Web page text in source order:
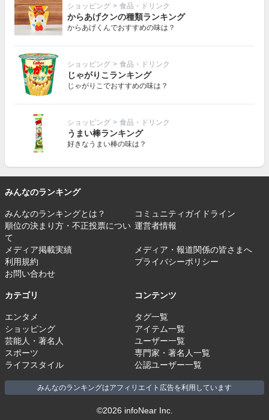
ショッピング > 食品・ドリンク
からあげクンの種類ランキング
からあげくんでおすすめの味は？
ショッピング > 食品・ドリンク
じゃがりこランキング
じゃがりこでおすすめの味は？
ショッピング > 食品・ドリンク
うまい棒ランキング
好きなうまい棒の味は？
みんなのランキング
みんなのランキングとは？
コミュニティガイドライン
順位の決まり方・不正投票につい
て
運営者情報
メディア掲載実績
メディア・報道関係の皆さまへ
利用規約
プライバシーポリシー
お問い合わせ
カテゴリ
エンタメ
ショッピング
芸能人・著名人
スポーツ
ライフスタイル
コンテンツ
タグ一覧
アイテム一覧
ユーザー一覧
専門家・著名人一覧
公認ユーザー一覧
みんなのランキングはアフィリエイト広告を利用しています
©2026 infoNear Inc.